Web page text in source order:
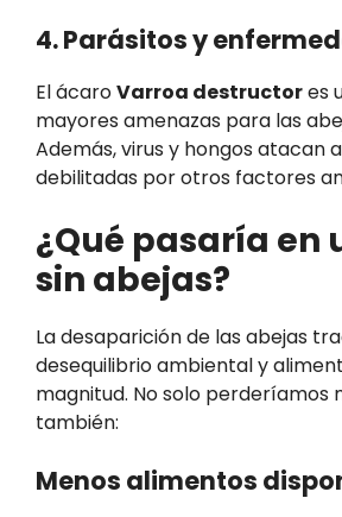
4. Parásitos y
El ácaroVarroa destructores
mayores amenazas para las
Además, virus y hongos atacan
debilitadas por otros factores
¿Qué pasaría en
sin abejas?
La desaparición de las abejas
desequilibrio ambiental y
magnitud. No solo perderíamos
también:
Menos alimentos